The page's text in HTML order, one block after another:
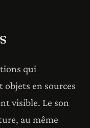
qui
en sources
visible. Le son
au même